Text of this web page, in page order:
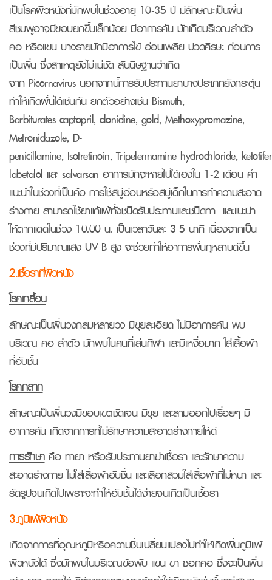
เป็นโรคผิวหนังที่มักพบในช่วงอายุ 10-35 ปี มีลักษณะเป็นผื่น
สีชมพูอาจมีขอบยกขึ้นเล็กน้อย มีอาการคัน มักเกิดบริเวณลำตัว
คอ หรือแขน บางรายมักมีอาการไข้ อ่อนเพลีย ปวดศีรษะ ก่อนการ
เป็นผื่น ซึ่งสาเหตุยังไม่แน่ชัด สันนิษฐานว่าเกิด
จาก Picornavirus นอกจากนี้การรับประทานยาบางประเภทยังกระตุ้น
ทำให้เกิดผื่นได้เช่นกัน ยกตัวอย่างเช่น Bismuth,
Barbiturates captopril, clonidine, gold, Methoxypromazine,
Metronidazole, D-
penicillamine, Isotretinoin, Tripelennamine hydrochloride,
labetalol และ salvarsan อาการมักจะหายไปได้เองใน 1-2 เดือน คำ
แนะนำในช่วงที่เป็นคือ การใช้สบู่อ่อนหรือสบู่เด็กในการทำความสะอาด
ร่างกาย สามารถใช้ยาแก้แพ้ทั้งชนิดรับประทานและชนิดทา และแนะนำ
ให้ตากแดดในช่วง 10.00 น. เป็นเวลาวันละ 3-5 นาที เนื่องจากเป็น
ช่วงที่มีปริมาณแสง UV-B สูง จะช่วยทำให้อาการผื่นกุหลาบดีขึ้น
2.เชื้อราที่ผิวหนัง
โรคเกลื้อน
ลักษณะเป็นผื่นวงกลมหลายวง มีขุยละเอียด ไม่มีอาการคัน พบ
บริเวณ คอ ลำตัว มักพบในคนที่เล่นกีฬา และมีเหงื่อมาก ใส่เสื้อผ้า
ที่อับชื้น
โรคกลาก
ลักษณะเป็นผื่นวงมีขอบเขตชัดเจน มีขุย และลามออกไปเรื่อยๆ มี
อาการคัน เกิดจากการที่ไม่รักษาความสะอาดร่างกายให้ดี
การรักษาคือ ทายา หรือรับประทานยาฆ่าเชื้อรา และรักษาความ
สะอาดร่างกาย ไม่ใส่เสื้อผ้าอับชื้น และเลือกสวมใส่เสื้อผ้าที่ไม่หนา และ
รัดรูปจนเกิดไปเพราะจะทำให้อับชื้นได้ง่ายจนเกิดเป็นเชื้อรา
3.ภูมิแพ้ผิวหนัง
เกิดจากการที่อุณหภูมิหรือความชื้นเปลี่ยนแปลงไปทำให้เกิดผื่นภูมิแพ้
ผิวหนังได้ ซึ่งมักพบในบริเวณข้อพับ แขน ขา ซอกคอ ซึ่งจะเป็นผื่น